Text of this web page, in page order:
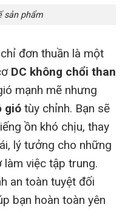
sản phẩm
đơn thuần là một
DC không chổi than
mạnh mẽ nhưng
gió tùy chỉnh. Bạn sẽ
ồn khó chịu, thay
lý tưởng cho những
làm việc tập trung.
an toàn tuyệt đối
bạn hoàn toàn yên